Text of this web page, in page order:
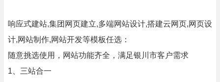
响应式建站,集团网页建立,多端网站设计,搭建云网页,网页设
计,网站制作,网站开发等模板任选：
随意挑选使用，网站功能齐全，满足银川市客户需求
1、三站合一